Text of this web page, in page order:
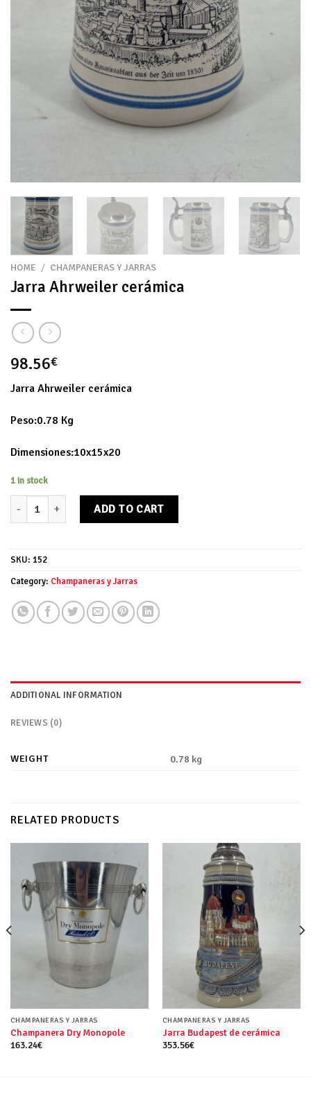
HOME / CHAMPANERAS Y JARRAS
Jarra Ahrweiler cerámica
98.56€
Jarra Ahrweiler cerámica
Peso:0.78 Kg
Dimensiones:10x15x20
1 in stock
Jarra Ahrweiler cerámica quantity
ADD TO CART
SKU: 152
Category: Champaneras y Jarras
ADDITIONAL INFORMATION
REVIEWS (0)
WEIGHT 0.78 kg
RELATED PRODUCTS
CHAMPANERAS Y JARRAS
Champanera Dry Monopole
163.24€
CHAMPANERAS Y JARRAS
Jarra Budapest de cerámica
353.56€